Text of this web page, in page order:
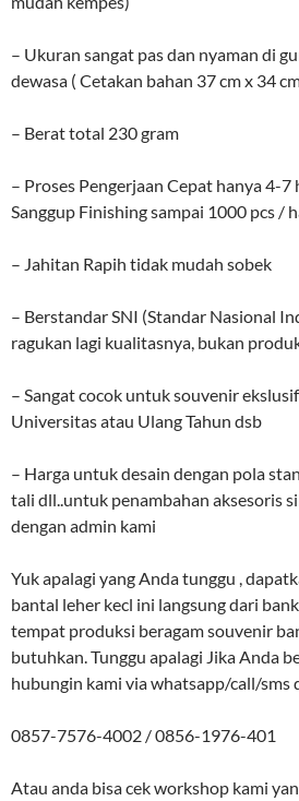
– Ukuran sangat pas dan nyaman di
dewasa ( Cetakan bahan 37 cm x 34
– Berat total 230 gram
– Proses Pengerjaan Cepat hanya 4-7
Sanggup Finishing sampai 1000 pcs /
– Jahitan Rapih tidak mudah sobek
– Berstandar SNI (Standar Nasional
ragukan lagi kualitasnya, bukan
– Sangat cocok untuk souvenir
Universitas atau Ulang Tahun dsb
– Harga untuk desain dengan pola
tali dll..untuk penambahan aksesoris
dengan admin kami
Yuk apalagi yang Anda tunggu ,
bantal leher kecl ini langsung dari
tempat produksi beragam souvenir
butuhkan. Tunggu apalagi Jika Anda
hubungin kami via whatsapp/call/sms
0857-7576-4002 / 0856-1976-401
Atau anda bisa cek workshop kami